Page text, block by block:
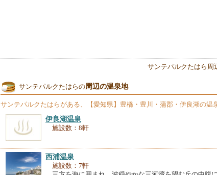
サンテパルクたはら周
サンテパルクたはらの周辺の温泉地
サンテパルクたはらがある、【愛知県】豊橋・豊川・蒲郡・伊良湖の温
伊良湖温泉
施設数：8軒
西浦温泉
施設数：7軒